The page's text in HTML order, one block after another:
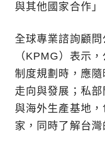
與其他國家合作」
全球專業諮詢顧
（KPMG）表示
制度規劃時，應
走向與發展；私
與海外生產基地
家，同時了解台灣